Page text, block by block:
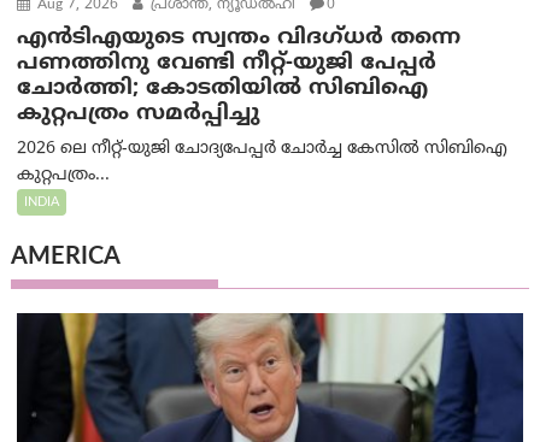
Aug 7, 2026 പ്രശാന്ത്, ന്യൂഡല്‍ഹി 0
എൻ‌ടി‌എയുടെ സ്വന്തം വിദഗ്ധർ തന്നെ
പണത്തിനു വേണ്ടി നീറ്റ്-യു‌ജി പേപ്പർ
ചോർത്തി; കോടതിയില്‍ സിബിഐ
കുറ്റപത്രം സമര്‍പ്പിച്ചു
2026 ലെ നീറ്റ്-യുജി ചോദ്യപേപ്പർ ചോർച്ച കേസിൽ സിബിഐ
കുറ്റപത്രം...
INDIA
AMERICA